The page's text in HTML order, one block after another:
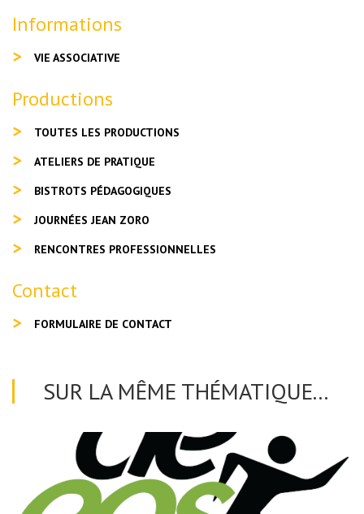
Informations
VIE ASSOCIATIVE
Productions
TOUTES LES PRODUCTIONS
ATELIERS DE PRATIQUE
BISTROTS PÉDAGOGIQUES
JOURNÉES JEAN ZORO
RENCONTRES PROFESSIONNELLES
Contact
FORMULAIRE DE CONTACT
SUR LA MÊME THÉMATIQUE...